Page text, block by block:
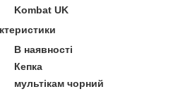
Kombat UK
В наявності
Кепка
мультікам чорний